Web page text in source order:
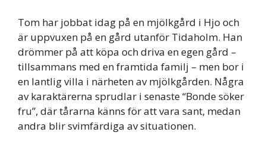
Tom har jobbat idag på en mjölkgård i Hjo och
är uppvuxen på en gård utanför Tidaholm. Han
drömmer på att köpa och driva en egen gård –
tillsammans med en framtida familj – men bor i
en lantlig villa i närheten av mjölkgården. Några
av karaktärerna sprudlar i senaste “Bonde söker
fru”, där tårarna känns för att vara sant, medan
andra blir svimfärdiga av situationen.